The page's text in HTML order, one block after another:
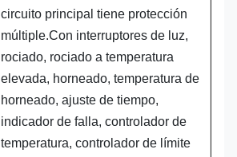
circuito principal tiene protección
múltiple.Con interruptores de luz,
rociado, rociado a temperatura
elevada, horneado, temperatura de
horneado, ajuste de tiempo,
indicador de falla, controlador de
temperatura, controlador de límite